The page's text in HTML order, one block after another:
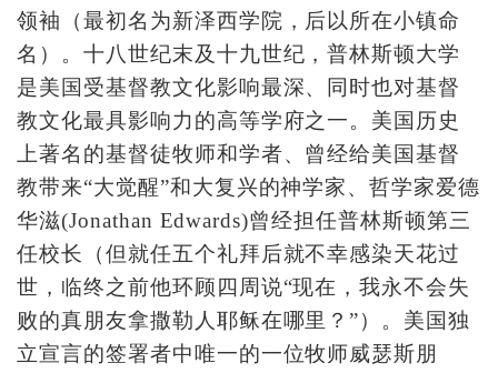
领袖（最初名为新泽西学院，后以所在小镇命
名）。十八世纪末及十九世纪，普林斯顿大学
是美国受基督教文化影响最深、同时也对基督
教文化最具影响力的高等学府之一。美国历史
上著名的基督徒牧师和学者、曾经给美国基督
教带来“大觉醒”和大复兴的神学家、哲学家爱德
华滋(Jonathan Edwards)曾经担任普林斯顿第三
任校长（但就任五个礼拜后就不幸感染天花过
世，临终之前他环顾四周说“现在，我永不会失
败的真朋友拿撒勒人耶稣在哪里？”）。美国独
立宣言的签署者中唯一的一位牧师威瑟斯朋